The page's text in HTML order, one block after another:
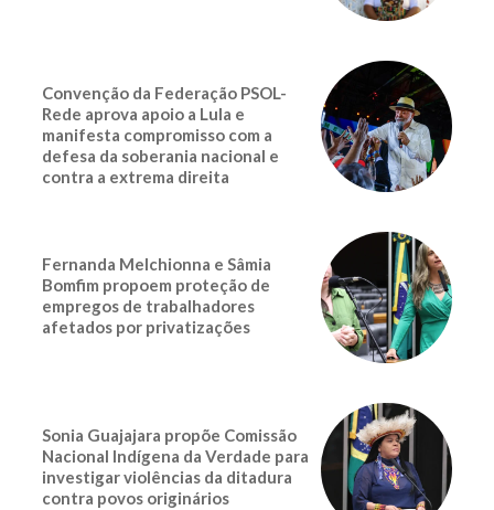
Convenção da Federação PSOL-
Rede aprova apoio a Lula e
manifesta compromisso com a
defesa da soberania nacional e
contra a extrema direita
Fernanda Melchionna e Sâmia
Bomfim propoem proteção de
empregos de trabalhadores
afetados por privatizações
Sonia Guajajara propõe Comissão
Nacional Indígena da Verdade para
investigar violências da ditadura
contra povos originários